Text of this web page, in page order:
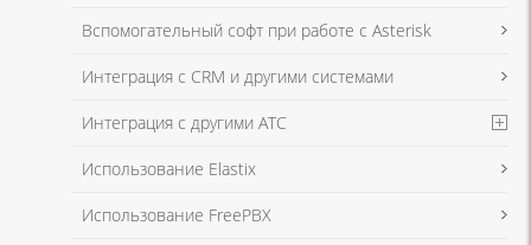
Я даю согласие на обработку моих персональных данных для связи
в соответствии сПолитикой в отношении обработки персональных
Я даю согласие на обработку моих персональных данных для связи
в соответствии с Политикой в отношении обработки персональных
Вспомогательный софт при работе с Asterisk
Интеграция с CRM и другими системами
Интеграция с другими АТС
Использование Elastix
Использование FreePBX